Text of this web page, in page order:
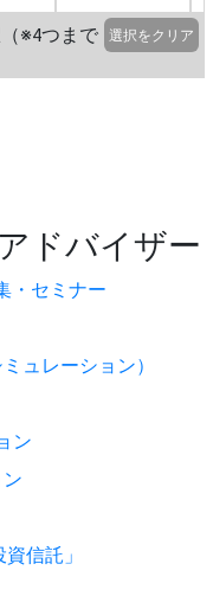
※4つまで
選択をクリア
ドバイザー
・セミナー
ュレーション）
ン
信託」